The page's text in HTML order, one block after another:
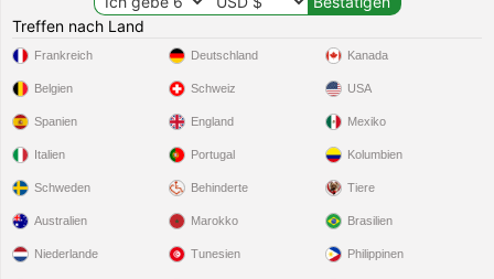
Treffen nach Land
Frankreich
Belgien
Spanien
Italien
Schweden
Deutschland
Schweiz
England
Portugal
Behinderte
Kanada
USA
Mexiko
Kolumbien
Tiere
Australien
Niederlande
Marokko
Tunesien
Brasilien
Philippinen